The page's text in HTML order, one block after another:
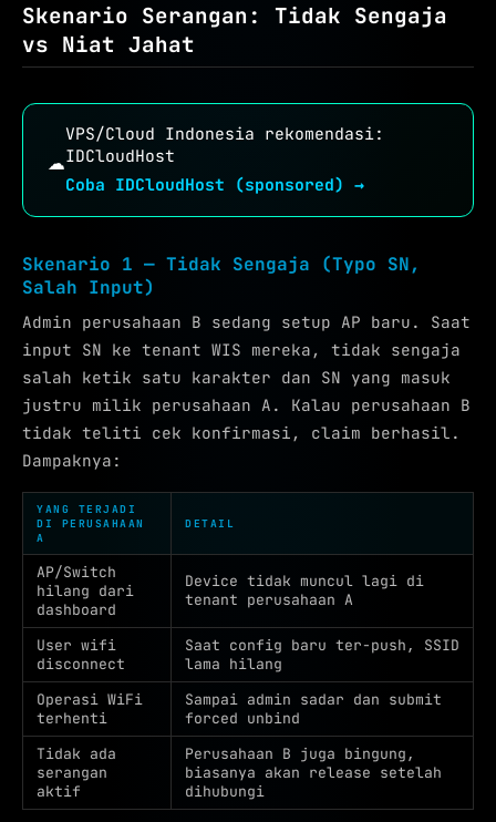
Skenario Serangan: Tidak Sengaja
vs Niat Jahat
☁
VPS/Cloud Indonesia rekomendasi:
IDCloudHost
Coba IDCloudHost (sponsored) →
Skenario 1 — Tidak Sengaja (Typo SN,
Salah Input)
Admin perusahaan B sedang setup AP baru. Saat
input SN ke tenant WIS mereka, tidak sengaja
salah ketik satu karakter dan SN yang masuk
justru milik perusahaan A. Kalau perusahaan B
tidak teliti cek konfirmasi, claim berhasil.
Dampaknya:
YANG TERJADI
DI PERUSAHAAN
A
DETAIL
AP/Switch
hilang dari
dashboard
Device tidak muncul lagi di
tenant perusahaan A
User wifi
disconnect
Saat config baru ter-push, SSID
lama hilang
Operasi WiFi
terhenti
Sampai admin sadar dan submit
forced unbind
Tidak ada
serangan
aktif
Perusahaan B juga bingung,
biasanya akan release setelah
dihubungi